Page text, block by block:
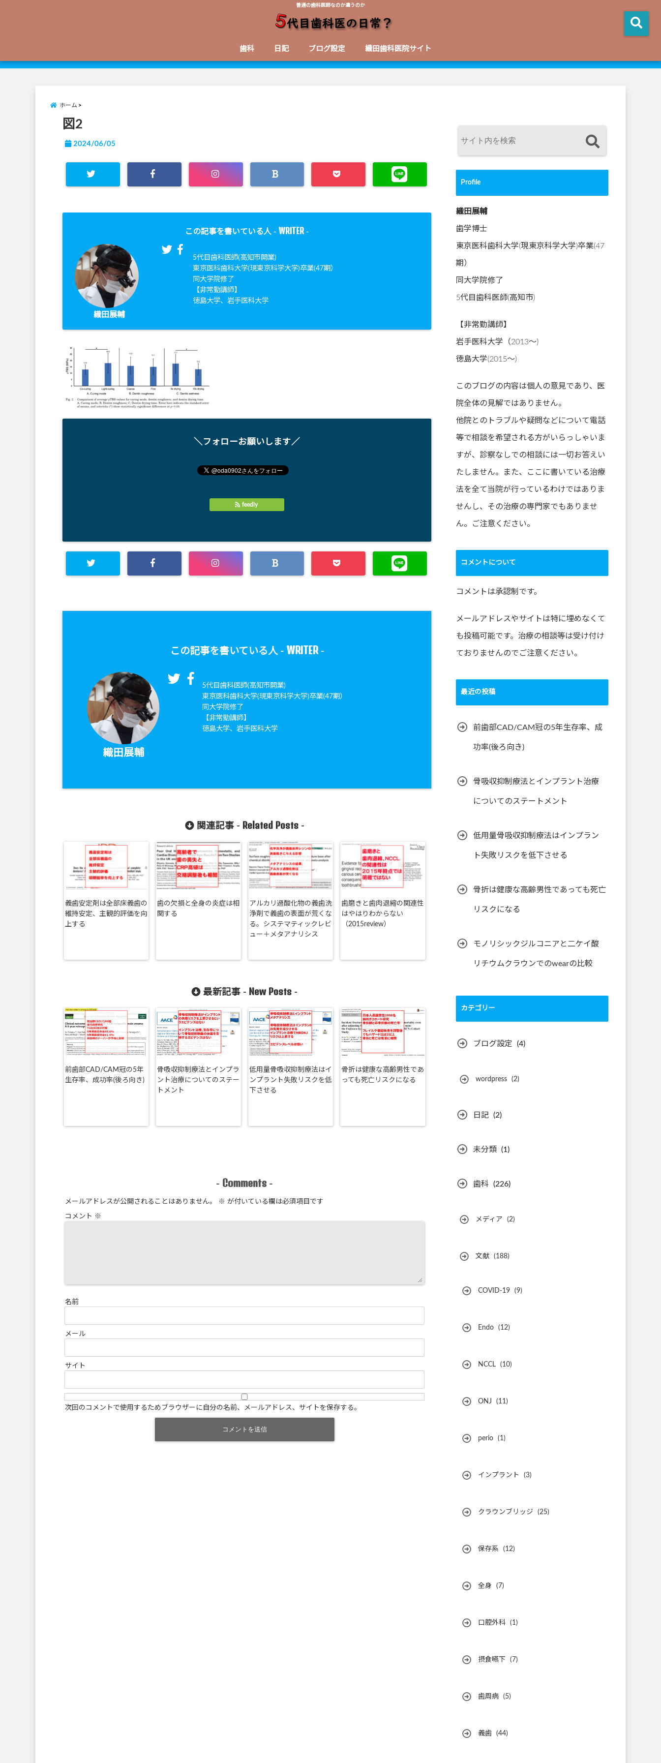
普通の歯科医師なのか違うのか
歯科 日記 ブログ設定 織田歯科医院サイト
ホーム
図2
2024/06/05
この記事を書いている人 - WRITER -
織田展輔
5代目歯科医師(高知市開業)
東京医科歯科大学(現東京科学大学)卒業(47期）
同大学院修了
【非常勤講師】
徳島大学、岩手医科大学
＼フォローお願いします／
feedly
この記事を書いている人 - WRITER-
織田展輔
5代目歯科医師(高知市開業)
東京医科歯科大学(現東京科学大学)卒業(47期）
同大学院修了
【非常勤講師】
徳島大学、岩手医科大学
関連記事 - Related Posts-
義歯安定剤は全部床義歯の
維持安定、主観的評価を向
上する
歯の欠損と全身の炎症は相
関する
アルカリ過酸化物の義歯洗
浄剤で義歯の表面が荒くな
る。システマティックレビ
ュー＋メタアナリシス
歯磨きと歯肉退縮の関連性
はやはりわからない
（2015review）
最新記事 - New Posts -
前歯部CAD/CAM冠の5年
生存率、成功率(後ろ向き)
骨吸収抑制療法とインプラ
ント治療についてのステー
トメント
低用量骨吸収抑制療法はイ
ンプラント失敗リスクを低
下させる
骨折は健康な高齢男性であ
っても死亡リスクになる
- Comments -
メールアドレスが公開されることはありません。 ※ が付いている欄は必須項目です
コメント ※
名前
メール
サイト
次回のコメントで使用するためブラウザーに自分の名前、メールアドレス、サイトを保存する。
Profile
織田展輔
歯学博士
東京医科歯科大学(現東京科学大学)卒業(47
期）
同大学院修了
5代目歯科医師(高知市)
【非常勤講師】
岩手医科大学（2013～)
徳島大学(2015～)
このブログの内容は個人の意見であり、医
院全体の見解ではありません。
他院とのトラブルや疑問などについて電話
等で相談を希望される方がいらっしゃいま
すが、診察なしでの相談には一切お答えい
たしません。また、ここに書いている治療
法を全て当院が行っているわけではありま
せんし、その治療の専門家でもありませ
ん。ご注意ください。
コメントについて
コメントは承認制です。
メールアドレスやサイトは特に埋めなくて
も投稿可能です。治療の相談等は受け付け
ておりませんのでご注意ください。
最近の投稿
前歯部CAD/CAM冠の5年生存率、成
功率(後ろ向き)
骨吸収抑制療法とインプラント治療
についてのステートメント
低用量骨吸収抑制療法はインプラン
ト失敗リスクを低下させる
骨折は健康な高齢男性であっても死亡
リスクになる
モノリシックジルコニアと二ケイ酸
リチウムクラウンでのwearの比較
カテゴリー
ブログ設定 (4)
wordpress (2)
日記 (2)
未分類 (1)
歯科 (226)
メディア (2)
文献 (188)
COVID-19 (9)
Endo (12)
NCCL (10)
ONJ (11)
perio (1)
インプラント (3)
クラウンブリッジ (25)
保存系 (12)
全身 (7)
口腔外科 (1)
摂食嚥下 (7)
歯周病 (5)
義歯 (44)